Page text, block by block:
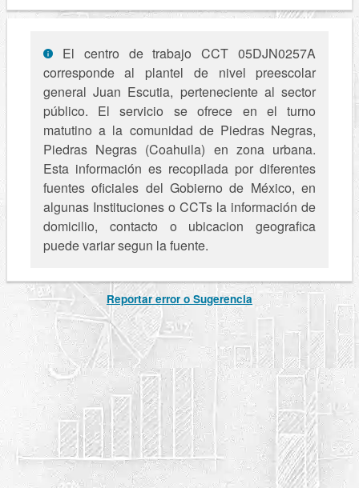
El centro de trabajo CCT 05DJN0257A
corresponde al plantel de nivel preescolar
general Juan Escutia, perteneciente al sector
público. El servicio se ofrece en el turno
matutino a la comunidad de Piedras Negras,
Piedras Negras (Coahuila) en zona urbana.
Esta información es recopilada por diferentes
fuentes oficiales del Gobierno de México, en
algunas Instituciones o CCTs la información de
domicilio, contacto o ubicacion geografica
puede variar segun la fuente.
Reportar error o Sugerencia